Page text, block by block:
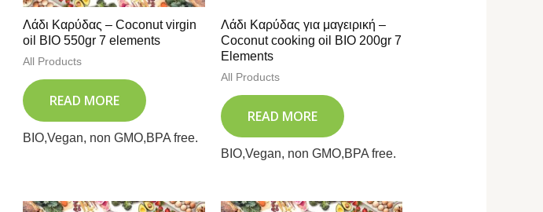
Λάδι Καρύδας – Coconut virgin
oil BIO 550gr 7 elements
All Products
READ MORE
BIO,Vegan, non GMO,BPA free.
Λάδι Καρύδας για μαγειρική –
Coconut cooking oil BIO 200gr 7
Elements
All Products
READ MORE
BIO,Vegan, non GMO,BPA free.